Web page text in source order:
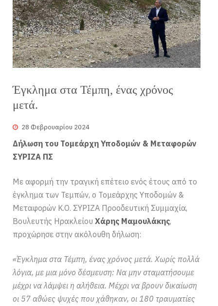
Έγκλημα στα Τέμπη, ένας χρόνος
μετά.
28 Φεβρουαρίου 2024
Δήλωση του Τομεάρχη Υποδομών & Μεταφορών
ΣΥΡΙΖΑ ΠΣ
Με αφορμή την τραγική επέτειο ενός έτους από το
έγκλημα των Τεμπών, ο Τομεάρχης Υποδομών &
Μεταφορών Κ.Ο. ΣΥΡΙΖΑ Προοδευτική Συμμαχία,
Βουλευτής ΗρακλείουΧάρης Μαμουλάκης,
προχώρησε στην ακόλουθη δήλωση:
«Έγκλημα στα Τέμπη, ένας χρόνος μετά. Χωρίς πολλά
λόγια, με μια μόνο δέσμευση: Να μην σταματήσουμε
μέχρι να λάμψει η αλήθεια. Μέχρι να βρουν δικαίωση
οι 57 αθώες ψυχές που χάθηκαν, οι 180 τραυματίες